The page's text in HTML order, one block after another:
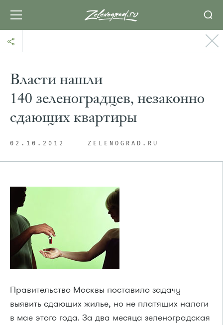
Власти нашли
140 зеленоградцев, незаконно
сдающих квартиры
02.10.2012 ZELENOGRAD.RU
Правительство Москвы поставило задачу
выявить сдающих жилье, но не платящих налоги
в мае этого года. За два месяца зеленоградская